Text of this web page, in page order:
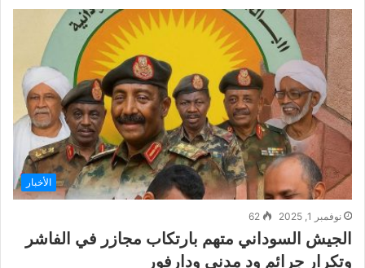
الأخبار
نوفمبر 1, 2025 62
الجيش السوداني متهم بارتكاب مجازر في الفاشر
وتكرار جرائم ود مدني ودارفور